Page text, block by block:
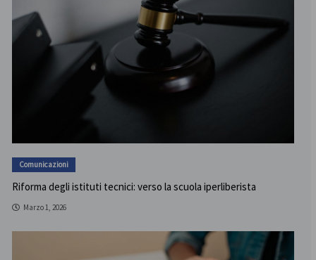
Comunicazioni
Riforma degli istituti tecnici: verso la scuola iperliberista
Marzo 1, 2026